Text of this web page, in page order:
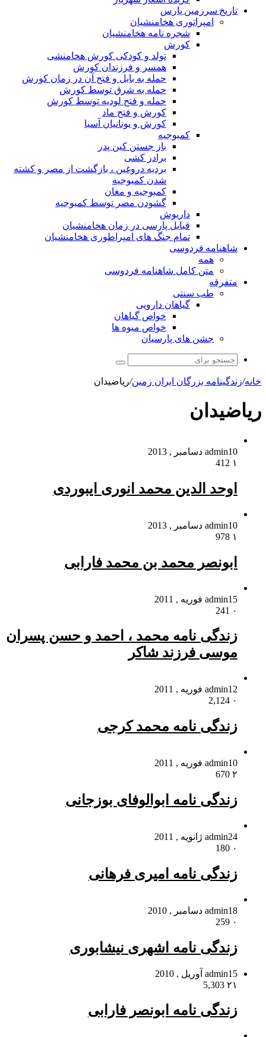
تاریخ سرزمین پارس
امپراتوری هخامنشیان
شجره نامه هخامنشیان
کورش
تولد و کودکی کورش هخامنشی
همسر و فرزندان کورش
حمله به بابل و فتح آن در زمان کورش
حمله به شرق توسط کورش
حمله و فتح لودیه توسط کورش
کورش و فتح ماد
کورش و یونانیان آسیا
کمبوجیه
باز جستن کین پدر
برادر کشی
بردیه دروغین ، بازگشت از مصر و کشته
شدن کمبوجیه
کمبوجیه و مغان
گشودن مصر توسط کمبوجیه
داریوش
قبایل پارسی در زمان هخامنشیان
تمام جنگ های امپراطوری هخامنشیان
شاهنامه فردوسی
همه
متن کامل شاهنامه فردوسی
متفرقه
طب سنتی
گیاهان دارویی
خواص گیاهان
خواص میوه ها
جشن های پارسیان
جستجو
برای
خانه/زندگینامه بزرگان ایران زمین/ریاضیدان
ریاضیدان
admin10 دسامبر , 2013
۱
اوحد الدین محمد انوری ایبوردی
admin10 دسامبر , 2013
۱
ابونصر محمد بن محمد فارابی
admin15 فوریه , 2011
۰
زندگی نامه محمد ، احمد و حسن پسران
موسی فرزند شاکر
admin12 فوریه , 2011
۰
زندگی نامه محمد کرجی
admin10 فوریه , 2011
۲
زندگی نامه ابوالوفای بوزجانی
admin24 ژانویه , 2011
۰
زندگی نامه امیری فرهانی
admin18 دسامبر , 2010
۰
زندگی نامه اشهری نیشابوری
admin15 آوریل , 2010
۲۱
زندگی نامه ابونصر فارابی